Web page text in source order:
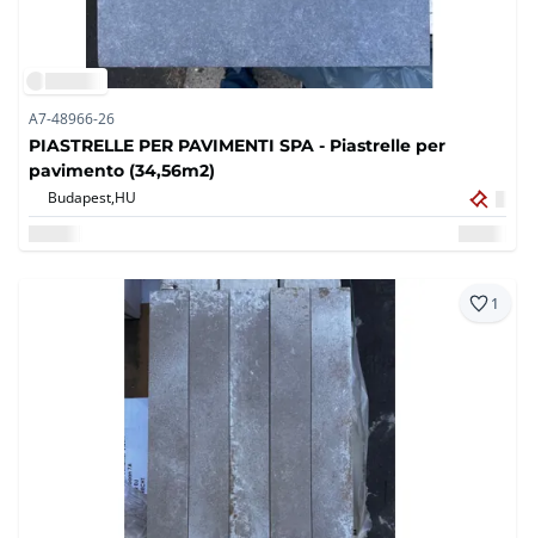
A7-48966-26
PIASTRELLE PER PAVIMENTI SPA - Piastrelle per
pavimento (34,56m2)
Budapest,HU
1